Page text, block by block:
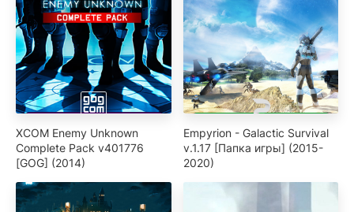
XCOM Enemy Unknown
Complete Pack v401776
[GOG] (2014)
Empyrion - Galactic Survival
v.1.17 [Папка игры] (2015-
2020)